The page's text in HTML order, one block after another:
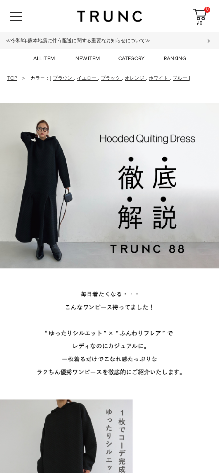
0
¥ 0
≪令和8年熊本地震に伴う配送に関する重要なお知らせについて≫
ALL ITEM NEW ITEM CATEGORY RANKING
TOP カラー：[ ブラウン , イエロー , ブラック , オレンジ , ホワイト , ブルー